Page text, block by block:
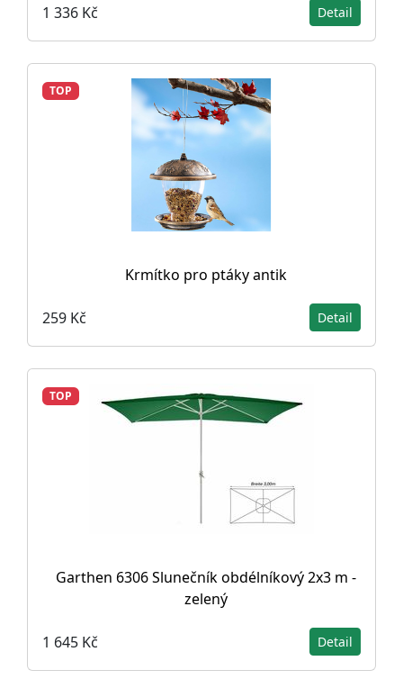
1 336 Kč Detail
TOP
Krmítko pro ptáky antik
259 Kč Detail
TOP
Garthen 6306 Slunečník obdélníkový 2x3 m -
zelený
1 645 Kč Detail